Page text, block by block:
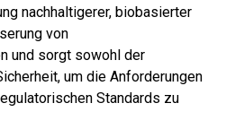
nachhaltigerer, biobasierter
von
und sorgt sowohl der
um die Anforderungen
Standards zu